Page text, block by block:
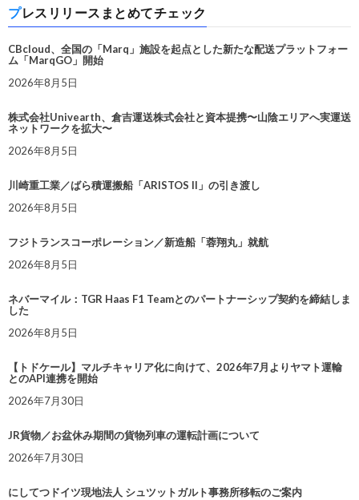
プレスリリースまとめてチェック
CBcloud、全国の「Marq」施設を起点とした新たな配送プラットフォー
ム「MarqGO」開始
2026年8月5日
株式会社Univearth、倉吉運送株式会社と資本提携〜山陰エリアへ実運送
ネットワークを拡大〜
2026年8月5日
川崎重工業／ばら積運搬船「ARISTOS II」の引き渡し
2026年8月5日
フジトランスコーポレーション／新造船「蓉翔丸」就航
2026年8月5日
ネバーマイル：TGR Haas F1 Teamとのパートナーシップ契約を締結しま
した
2026年8月5日
【トドケール】マルチキャリア化に向けて、2026年7月よりヤマト運輸
とのAPI連携を開始
2026年7月30日
JR貨物／お盆休み期間の貨物列車の運転計画について
2026年7月30日
にしてつドイツ現地法人 シュツットガルト事務所移転のご案内